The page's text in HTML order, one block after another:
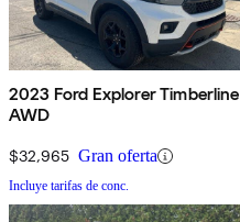
2023 Ford Explorer Timberline
AWD
$32,965 Gran oferta
Incluye tarifas de conc.